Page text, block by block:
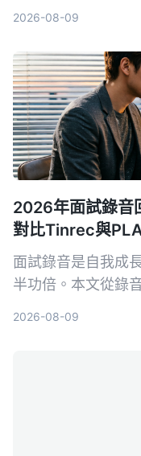
2026-08-09
2026年面試錄音
對比Tinrec與
面試錄音是自我成
半功倍。本文從錄
2026-08-09